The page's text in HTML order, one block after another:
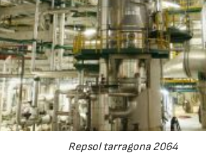
Repsol tarragona 2064